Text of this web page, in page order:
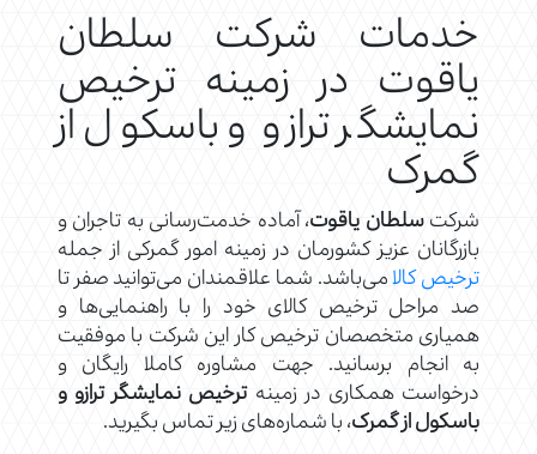
خدمات شرکت سلطان
یاقوت در زمینه ترخیص
نمایشگر ترازو و باسکول از
گمرک
شرکتسلطان یاقوت، آماده خدمت‌رسانی به تاجران و
بازرگانان عزیز کشورمان در زمینه امور گمرکی از جمله
ترخیص کالامی‌باشد. شما علاقمندان می‌توانید صفر تا
صد مراحل ترخیص کالای خود را با راهنمایی‌ها و
همیاری متخصصان ترخیص کار این شرکت با موفقیت
به انجام برسانید. جهت مشاوره کاملا رایگان و
درخواست همکاری در زمینهترخیص نمایشگر ترازو و
باسکول از گمرک، با شماره‌های زیر تماس بگیرید.